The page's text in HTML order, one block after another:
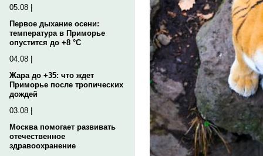
05.08 |
Первое дыхание осени:
температура в Приморье
опустится до +8 °C
04.08 |
Жара до +35: что ждет
Приморье после тропических
дождей
03.08 |
Москва помогает развивать
отечественное
здравоохранение